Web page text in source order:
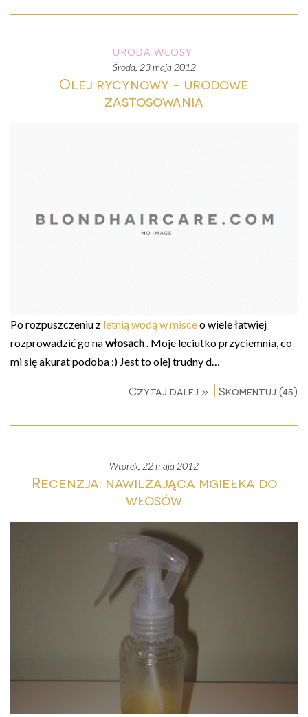
URODA WŁOSY
środa, 23 maja 2012
Olej rycynowy - urodowe
zastosowania
Po rozpuszczeniu z letnią wodą w misceo wiele łatwiej
rozprowadzić go nawłosach. Moje leciutko przyciemnia, co
mi się akurat podoba :) Jest to olej trudny d…
Czytaj dalej » Skomentuj (45)
wtorek, 22 maja 2012
Recenzja: nawilżająca mgiełka do
włosów